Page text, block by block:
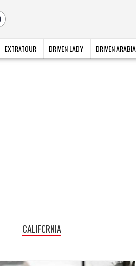
EXTRATOUR DRIVEN LADY DRIVEN ARABIA
CALIFORNIA